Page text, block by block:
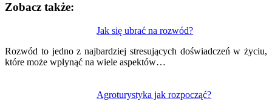
Zobacz także:
Jak się ubrać na rozwód?
Rozwód to jedno z najbardziej stresujących doświadczeń w życiu,
które może wpłynąć na wiele aspektów…
Agroturystyka jak rozpocząć?
wpisu